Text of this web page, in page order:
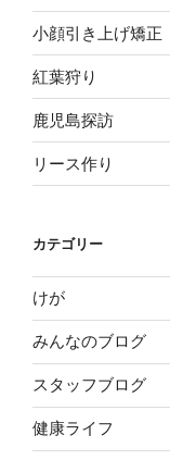
小顔引き上げ矯正
紅葉狩り
鹿児島探訪
リース作り
カテゴリー
けが
みんなのブログ
スタッフブログ
健康ライフ